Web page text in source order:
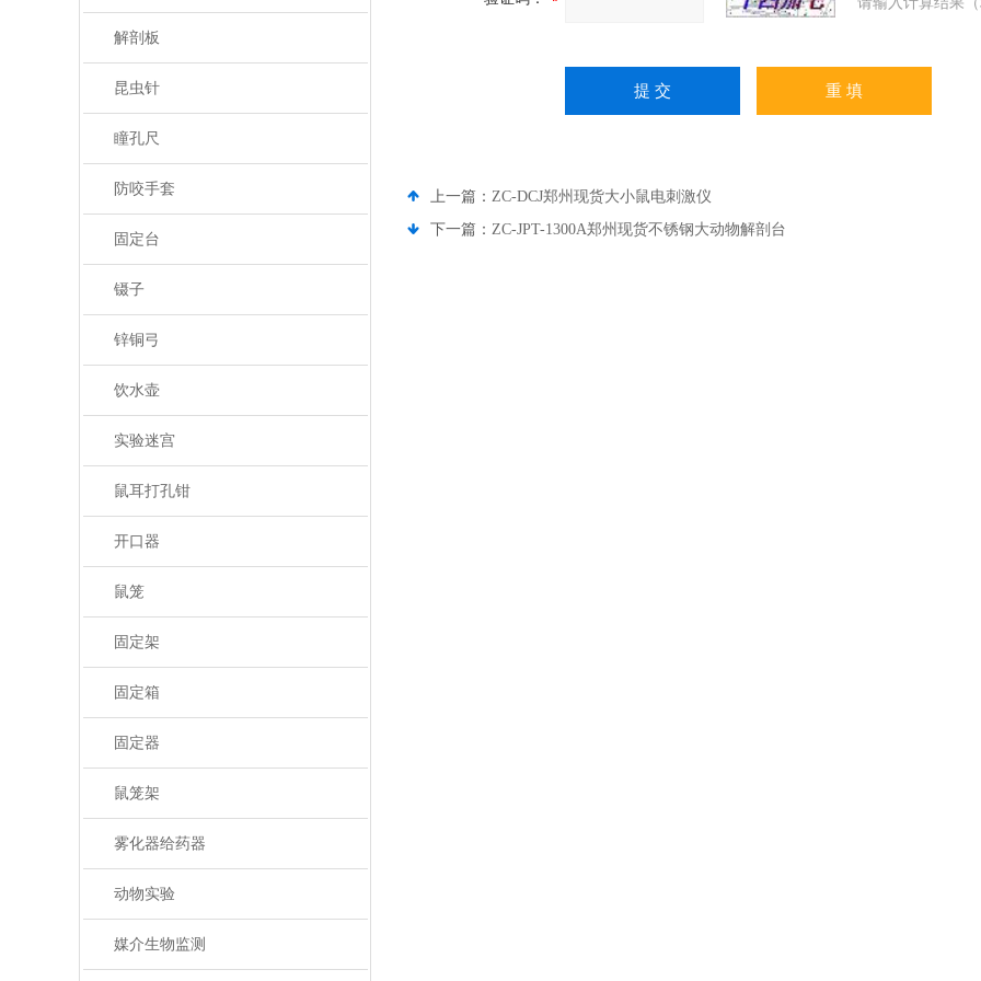
解剖板
昆虫针
瞳孔尺
防咬手套
固定台
镊子
锌铜弓
饮水壶
实验迷宫
鼠耳打孔钳
开口器
鼠笼
固定架
固定箱
固定器
鼠笼架
雾化器给药器
动物实验
媒介生物监测
上一篇： ZC-DCJ郑州现货大小鼠电刺激仪
下一篇： ZC-JPT-1300A郑州现货不锈钢大动物解剖台